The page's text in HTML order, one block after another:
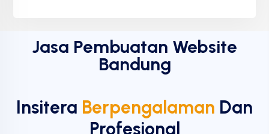
Jasa Pembuatan Website
Bandung
Insitera Berpengalaman Dan
Profesional